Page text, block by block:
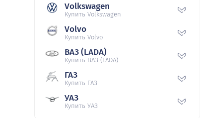
Volkswagen
Купить Volkswagen
Volvo
Купить Volvo
ВАЗ (LADA)
Купить ВАЗ (LADA)
ГАЗ
Купить ГАЗ
УАЗ
Купить УАЗ